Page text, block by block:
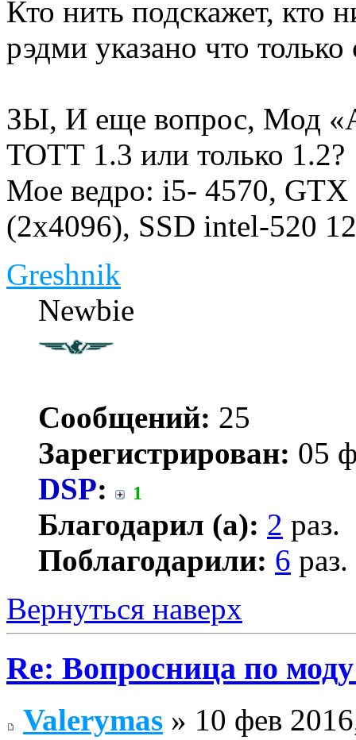
Кто нить подскажет, кто
рэдми указано что
ЗЫ, И еще вопрос, Мод
ТОТТ 1.3 или только 1.2?
Мое ведро: i5- 4570,
(2x4096), SSD intel-520
Greshnik
Newbie
Сообщений: 25
Зарегистрирован: 05
DSP: 1
Благодарил (а): 2 раз.
Поблагодарили: 6 раз.
Вернуться наверх
Re: Вопросница по
Valerymas » 10 фев